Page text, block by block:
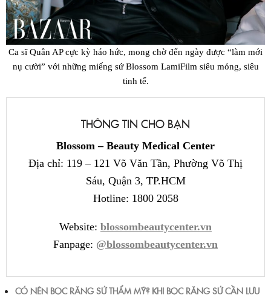
Ca sĩ Quân AP cực kỳ háo hức, mong chờ đến ngày được “làm mới
nụ cười” với những miếng sứ Blossom LamiFilm siêu mỏng, siêu
tinh tế.
THÔNG TIN CHO BẠN
Blossom – Beauty Medical Center
Địa chỉ: 119 – 121 Võ Văn Tần, Phường Võ Thị
Sáu, Quận 3, TP.HCM
Hotline: 1800 2058
Website: blossombeautycenter.vn
Fanpage: @blossombeautycenter.vn
CÓ NÊN BỌC RĂNG SỨ THẨM MỸ? KHI BỌC RĂNG SỨ CẦN LƯU